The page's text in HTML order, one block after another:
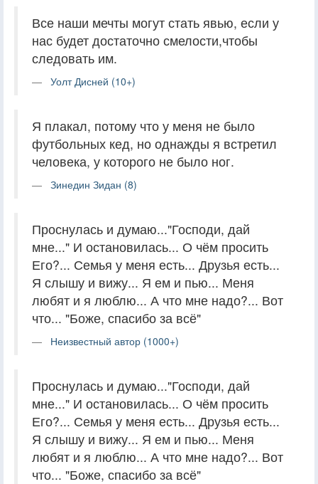
Все наши мечты могут стать явью, если у
нас будет достаточно смелости,чтобы
следовать им.
Уолт Дисней (10+)
Я плакал, потому что у меня не было
футбольных кед, но однажды я встретил
человека, у которого не было ног.
Зинедин Зидан (8)
Проснулась и думаю..."Господи, дай
мне..." И остановилась... О чём просить
Его?... Семья у меня есть... Друзья есть...
Я слышу и вижу... Я ем и пью... Меня
любят и я люблю... А что мне надо?... Вот
что... "Боже, спасибо за всё"
Неизвестный автор (1000+)
Проснулась и думаю..."Господи, дай
мне..." И остановилась... О чём просить
Его?... Семья у меня есть... Друзья есть...
Я слышу и вижу... Я ем и пью... Меня
любят и я люблю... А что мне надо?... Вот
что... "Боже, спасибо за всё"